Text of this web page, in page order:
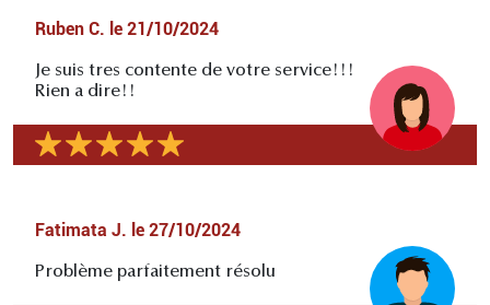
Ruben C. le 21/10/2024
Je suis tres contente de votre service!!!
Rien a dire!!
Fatimata J. le 27/10/2024
Problème parfaitement résolu